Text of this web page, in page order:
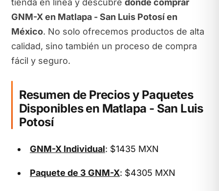
tienda en línea y descubre dónde comprar
GNM-X en Matlapa - San Luis Potosí en
México. No solo ofrecemos productos de alta
calidad, sino también un proceso de compra
fácil y seguro.
Resumen de Precios y Paquetes
Disponibles en Matlapa - San Luis
Potosí
GNM-X Individual: $1435 MXN
Paquete de 3 GNM-X: $4305 MXN